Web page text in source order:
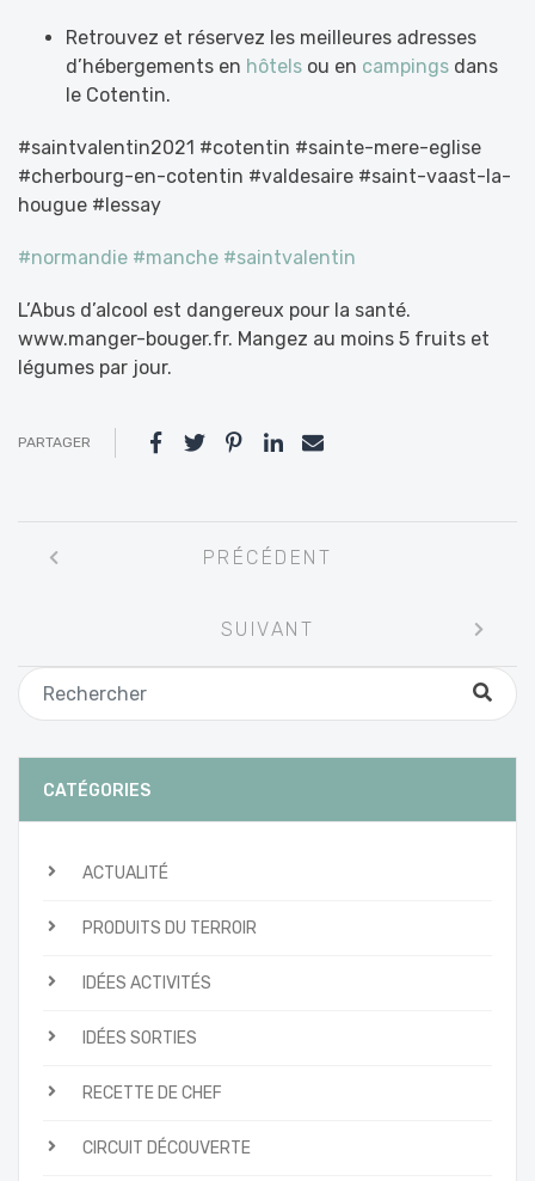
Retrouvez et réservez les meilleures adresses
d’hébergements en hôtels ou en campings dans
le Cotentin.
#saintvalentin2021 #cotentin #sainte-mere-eglise
#cherbourg-en-cotentin #valdesaire #saint-vaast-la-
hougue #lessay
#normandie #manche #saintvalentin
L’Abus d’alcool est dangereux pour la santé.
www.manger-bouger.fr. Mangez au moins 5 fruits et
légumes par jour.
PARTAGER
entre
PRÉCÉDENT
SUIVANT
CATÉGORIES
ACTUALITÉ
PRODUITS DU TERROIR
IDÉES ACTIVITÉS
IDÉES SORTIES
RECETTE DE CHEF
CIRCUIT DÉCOUVERTE